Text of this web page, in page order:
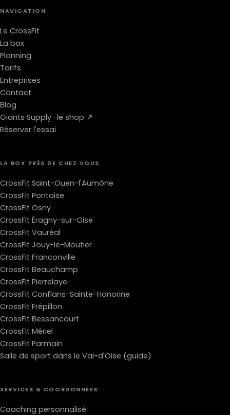
NAVIGATION
Le CrossFit
La box
Planning
Tarifs
Entreprises
Contact
Blog
Giants Supply · le shop ↗
Réserver l'essai
LA BOX PRÈS DE CHEZ VOUS
CrossFit Saint-Ouen-l'Aumône
CrossFit Pontoise
CrossFit Osny
CrossFit Éragny-sur-Oise
CrossFit Vauréal
CrossFit Jouy-le-Moutier
CrossFit Franconville
CrossFit Beauchamp
CrossFit Pierrelaye
CrossFit Conflans-Sainte-Honorine
CrossFit Frépillon
CrossFit Bessancourt
CrossFit Mériel
CrossFit Parmain
Salle de sport dans le Val-d'Oise (guide)
SERVICES & COORDONNÉES
Coaching personnalisé